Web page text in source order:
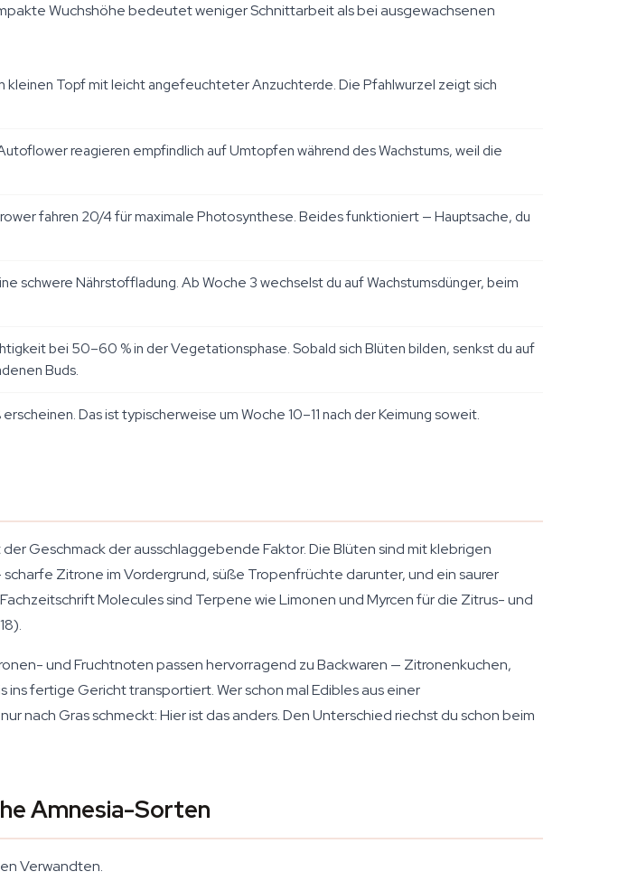
Wuchshöhe bedeutet weniger Schnittarbeit als bei ausgewachsenen
Topf mit leicht angefeuchteter Anzuchterde. Die Pfahlwurzel zeigt sich
reagieren empfindlich auf Umtopfen während des Wachstums, weil die
fahren 20/4 für maximale Photosynthese. Beides funktioniert — Hauptsache, du
schwere Nährstoffladung. Ab Woche 3 wechselst du auf Wachstumsdünger, beim
bei 50–60 % in der Vegetationsphase. Sobald sich Blüten bilden, senkst du auf
Buds.
Das ist typischerweise um Woche 10–11 nach der Keimung soweit.
der Geschmack der ausschlaggebende Faktor. Die Blüten sind mit klebrigen
Zitrone im Vordergrund, süße Tropenfrüchte darunter, und ein saurer
Molecules sind Terpene wie Limonen und Myrcen für die Zitrus- und
und Fruchtnoten passen hervorragend zu Backwaren — Zitronenkuchen,
fertige Gericht transportiert. Wer schon mal Edibles aus einer
nach Gras schmeckt: Hier ist das anders. Den Unterschied riechst du schon beim
Amnesia-Sorten
Verwandten.